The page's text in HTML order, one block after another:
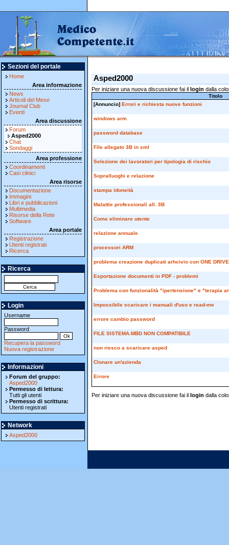
Sezioni del portale
Home
Area informazione
News
Articoli del Mese
Journal Club
Eventi
Area discussione
Forum
Asped2000
Chat
Sondaggi
Area professione
Coordinamenti
Casi clinici
Area risorse
Documentazione
Immagini
Libri e pubblicazioni
Multimedia
Risorse della Rete
Software
Area portale
Registrazione
Utenti registrati
Ricerca
Ricerca
Login
Username
Password
Recupera la password
Nuova registrazione
Informazioni
Forum del gruppo:
Asped2000
Permesso di lettura:
Tutti gli utenti
Permesso di scrittura:
Utenti registrati
Network
Asped2000
Asped2000
Per iniziare una nuova discussione fai il login dalla
Titolo
[Annuncio] Errori e richiesta nuove funzioni
windows arm
password database
File allegato 3B in xml
Selezione dei lavoratori per tipologia di rischio
Sopralluoghi e relazione
stampa idoneità
Malattie professionali all. 3B
Come eliminare utente
relazione annuale
processori ARM
problema creazione duplicati arhcivio con ONE DRIVE
Esportazione documenti in PDF - problemi
Problema con funzionalità "ipertensione" e "terapia
Impossibile scaricare i manuali d'uso e read-me
errore cambio password
FILE SISTEMA.MBD NON COMPATIBILE
non riesco a scaricare asped
Clonare un'azienda
Errore
Per iniziare una nuova discussione fai il login dalla